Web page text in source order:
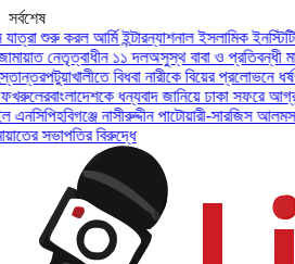
সর্বশেষ
ইসলামিক ইনস্টিটিউটবিরোধী দলের ভাষা
অসুস্থ বাবা ও প্রতিবন্ধী মায়ের সংসার চালাতেন
নারীকে বিয়ের প্রলোভনে ধর্ষণ এবং জোরপূর্বক
জানিয়ে ঢাকা সফরে আগ্রহ প্রকাশ করলেন ইউএই
পাটোয়ারী-সারজিস আলমসহ ১০ এনসিপি নেতার